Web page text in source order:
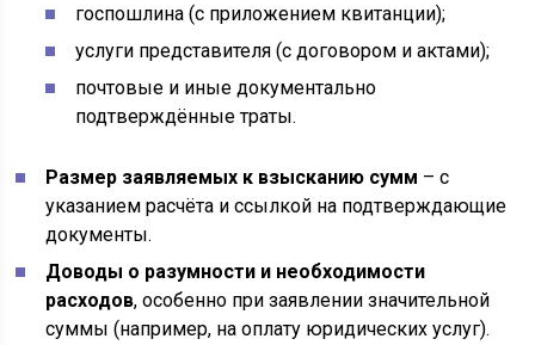
госпошлина (с приложением квитанции);
услуги представителя (с договором и актами);
почтовые и иные документально
подтверждённые траты.
Размер заявляемых к взысканию сумм – с
указанием расчёта и ссылкой на подтверждающие
документы.
Доводы о разумности и необходимости
расходов, особенно при заявлении значительной
суммы (например, на оплату юридических услуг).